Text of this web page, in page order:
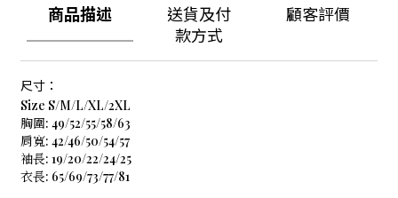
商品描述
送貨及付
款方式
顧客評價
尺寸：
Size S/M/L/XL/2XL
胸圍: 49/52/55/58/63
肩寬: 42/46/50/54/57
袖長: 19/20/22/24/25
衣長: 65/69/73/77/81